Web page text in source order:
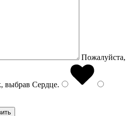
Пожалуйста,
выбрав Сердце.